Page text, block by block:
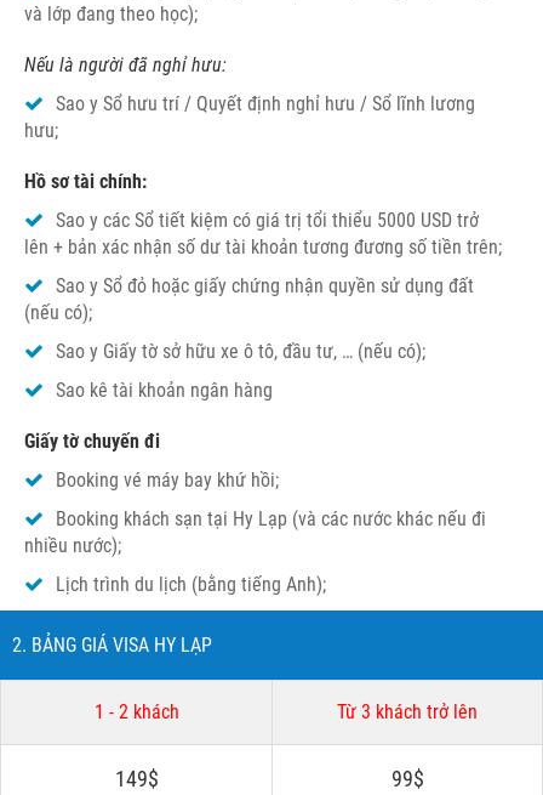
và lớp đang theo học);
Nếu là người đã nghỉ hưu:
Sao y Sổ hưu trí / Quyết định nghỉ hưu / Sổ lĩnh lương
hưu;
Hồ sơ tài chính:
Sao y các Sổ tiết kiệm có giá trị tổi thiểu 5000 USD trở
lên + bản xác nhận số dư tài khoản tương đương số tiền trên;
Sao y Sổ đỏ hoặc giấy chứng nhận quyền sử dụng đất
(nếu có);
Sao y Giấy tờ sở hữu xe ô tô, đầu tư, … (nếu có);
Sao kê tài khoản ngân hàng
Giấy tờ chuyến đi
Booking vé máy bay khứ hồi;
Booking khách sạn tại Hy Lạp (và các nước khác nếu đi
nhiều nước);
Lịch trình du lịch (bằng tiếng Anh);
2. BẢNG GIÁ VISA HY LẠP
1 - 2 khách Từ 3 khách trở lên
149$ 99$